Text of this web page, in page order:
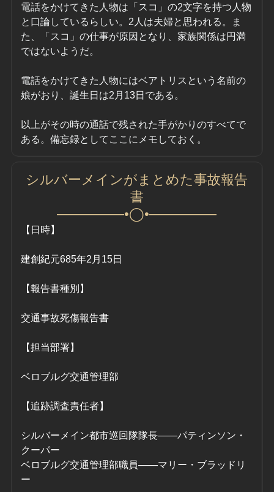
電話をかけてきた人物は「スコ」の2文字を持つ人物
と口論しているらしい。2人は夫婦と思われる。ま
た、「スコ」の仕事が原因となり、家族関係は円満
ではないようだ。
電話をかけてきた人物にはベアトリスという名前の
娘がおり、誕生日は2月 13日である。
以上がその時の通話で残された手がかりのすべてで
ある。備忘録としてここにメモしておく。
シルバーメインがまとめた事故報告
書
—————•◯•—————
【日時】
建創紀元685年2月15日
【報告書種別】
交通事故死傷報告書
【担当部署】
ベロブルグ交通管理部
【追跡調査責任者】
シルバーメイン都市巡回隊隊長――パティンソン・
クーパー
ベロブルグ交通管理部職員――マリー・ブラッドリ
ー